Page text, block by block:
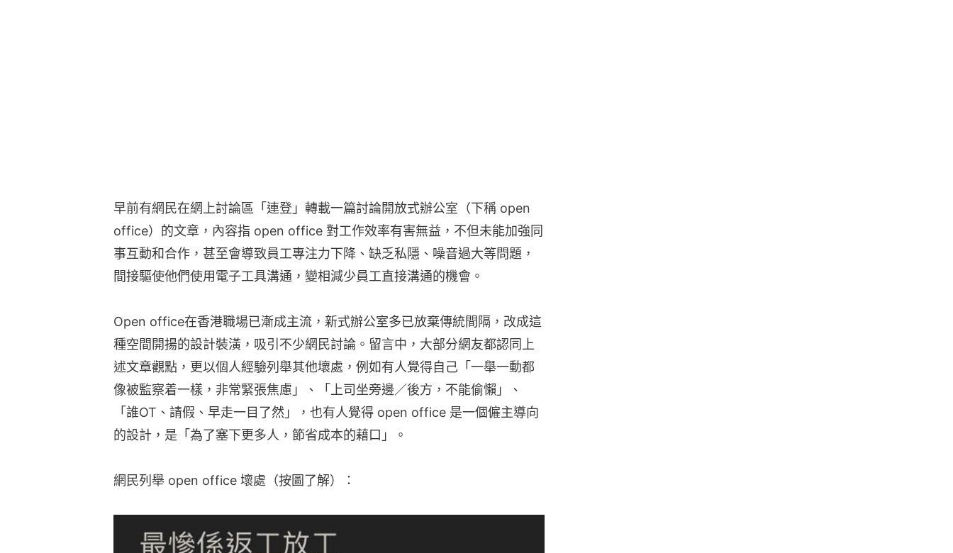
早前有網民在網上討論區「連登」轉載一篇討論開放式辦公室（下稱 open
office）的文章，內容指 open office 對工作效率有害無益，不但未能加強同
事互動和合作，甚至會導致員工專注力下降、缺乏私隱、噪音過大等問題，
間接驅使他們使用電子工具溝通，變相減少員工直接溝通的機會。
Open office在香港職場已漸成主流，新式辦公室多已放棄傳統間隔，改成這
種空間開揚的設計裝潢，吸引不少網民討論。留言中，大部分網友都認同上
述文章觀點，更以個人經驗列舉其他壞處，例如有人覺得自己「一舉一動都
像被監察着一樣，非常緊張焦慮」、「上司坐旁邊／後方，不能偷懶」、
「誰OT、請假、早走一目了然」，也有人覺得 open office 是一個僱主導向
的設計，是「為了塞下更多人，節省成本的藉口」。
網民列舉 open office 壞處（按圖了解）：